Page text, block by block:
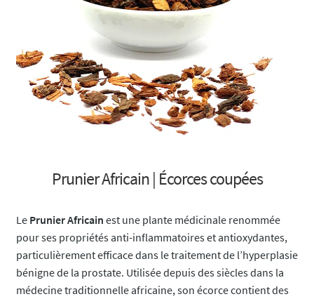
Prunier Africain | Écorces coupées
Le Prunier Africain est une plante médicinale renommée
pour ses propriétés anti-inflammatoires et antioxydantes,
particulièrement efficace dans le traitement de l’hyperplasie
bénigne de la prostate. Utilisée depuis des siècles dans la
médecine traditionnelle africaine, son écorce contient des